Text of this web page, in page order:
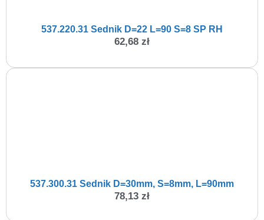
537.220.31 Sednik D=22 L=90 S=8 SP RH
62,68 zł
537.300.31 Sednik D=30mm, S=8mm, L=90mm
78,13 zł